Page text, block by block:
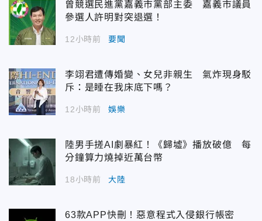
曾競選民進黨嘉義市黨部主委 嘉義市議員
參選人許明對突退選！
12小時前 要聞
李翊君遭傳婚變、女兒非親生 氣炸現身駁
斥：是睡在我床底下嗎？
12小時前 娛樂
陸男手搓AI劇暴紅！《歸墟》播放破億 每
分鐘算力燒掉近萬台幣
18小時前 大陸
63款APP快刪！惡意程式入侵銀行帳密